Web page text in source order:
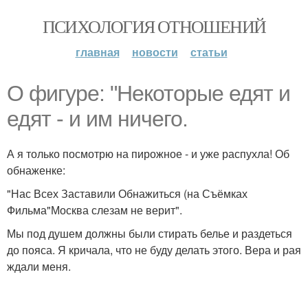
ПСИХОЛОГИЯ ОТНОШЕНИЙ
главная новости статьи
О фигуре: "Некоторые едят и
едят - и им ничего.
А я только посмотрю на пирожное - и уже распухла! Об
обнаженке:
"Нас Всех Заставили Обнажиться (на Съёмках
Фильма"Москва слезам не верит".
Мы под душем должны были стирать белье и раздеться
до пояса. Я кричала, что не буду делать этого. Вера и рая
ждали меня.